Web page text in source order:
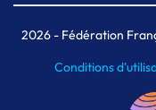
2026- Fédération
Conditions